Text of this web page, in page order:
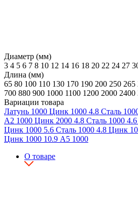
Диаметр (мм)
3 4 5 6 7 8 10 12 14 16 18 20 22 24 27
Длина (мм)
65 80 100 110 130 170 190 200 250 265
700 880 900 1000 1100 1200 2000 2400
Вариации товара
Латунь 1000 Цинк 1000 4.8 Сталь
А2 1000 Цинк 2000 4.8 Сталь 1000 4.6
Цинк 1000 5.6 Сталь 1000 4.8 Цинк
Цинк 1000 10.9 А5 1000
О товаре